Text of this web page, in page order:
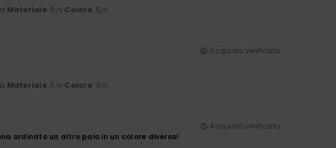
Materiale: 5 /5 Colore: 5 /5
Acquisto verificato
Materiale: 5 /5 Colore: 4 /5
Acquisto verificato
ordinato un altro paio in un colore diverso!